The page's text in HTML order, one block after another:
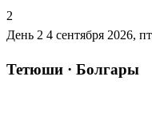
2
День 2 4 сентября 2026, пт
Тетюши · Болгары